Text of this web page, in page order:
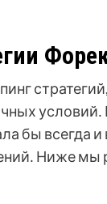
бы всегда
Ниже